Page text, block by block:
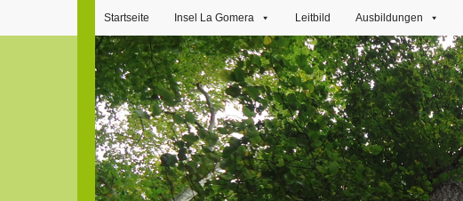
Startseite Insel La Gomera Leitbild Ausbildungen